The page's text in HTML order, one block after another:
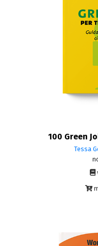
100 Green
Tessa